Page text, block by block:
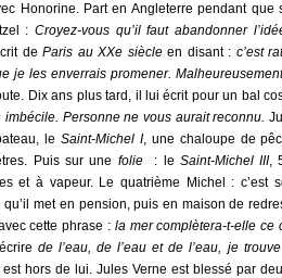
Honorine. Part en Angleterre pendant que
: Croyez-vous qu’il faut abandonner
deParis au XXe siècleen disant : c’est
je les enverrais promener.
Dix ans plus tard, il lui écrit pour un bal
Personne ne vous aurait reconnu.
leSaint-Michel I, une chaloupe de
Puis sur une folie : le Saint-Michel III,
et à vapeur. Le quatrième Michel : c’est
qu’il met en pension, puis en maison de
cette phrase : la mer complètera-t-elle ce
de l’eau, de l’eau et de l’eau, je
hors de lui. Jules Verne est blessé par